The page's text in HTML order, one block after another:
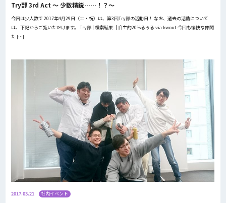
Try部 3rd Act 〜 少数精鋭……！？〜
今回は少人数で 2017年4月29日（土・祝）は、第3回Try部の活動日！ なお、過去の活動について
は、下記からご覧いただけます。 Try部 | 検索結果: | 自主的20%るぅる via kwout 今回も愉快な仲間
た […]
2017.03.21 社内イベント